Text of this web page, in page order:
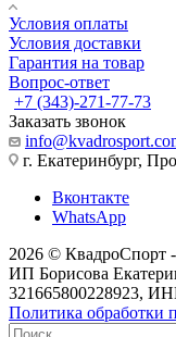
Условия оплаты
Условия доставки
Гарантия на товар
Вопрос-ответ
+7 (343)-271-77-73
Заказать звонок
г. Екатеринбург,
Вконтакте
WhatsApp
2026 © КвадроСпорт
ИП Борисова
321665800228923,
Политика обработки